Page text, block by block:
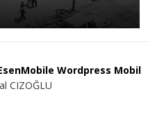
Wordpress Mobil
CIZOĞLU